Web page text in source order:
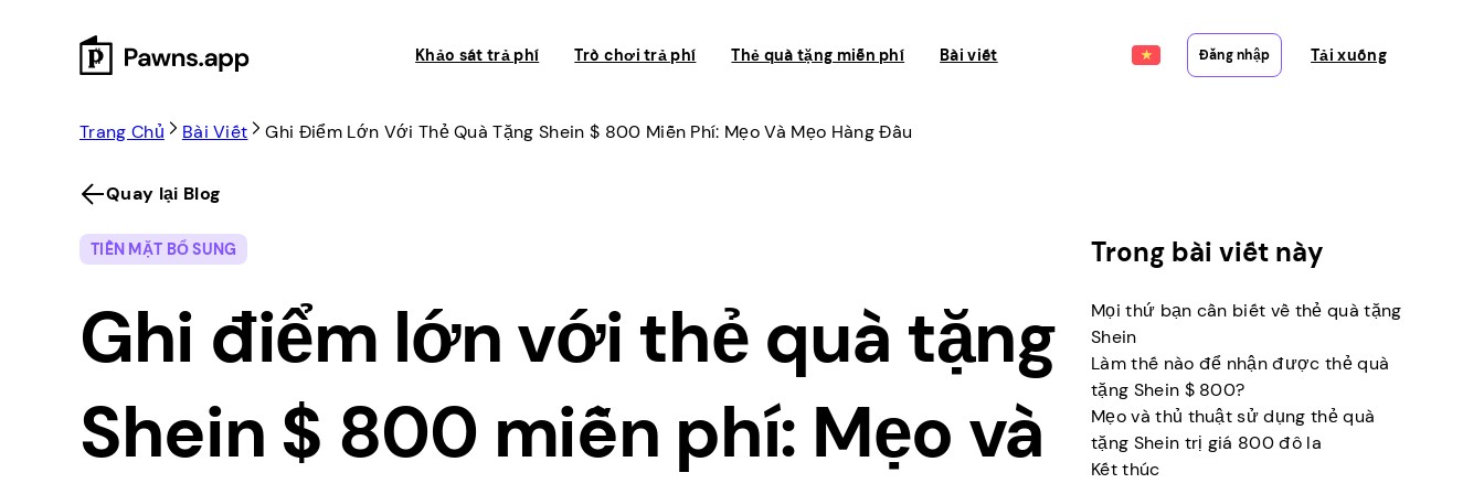
Khảo sát trả phí Trò chơi trả phí Thẻ quà tặng miễn phí Bài viết Đăng nhập Tải xuống
Trang Chủ Bài Viết Ghi Điểm Lớn Với Thẻ Quà Tặng Shein $ 800 Miễn Phí: Mẹo Và Mẹo Hàng Đầu
Quay lại Blog
TIỀN MẶT BỔ SUNG
Ghi điểm lớn với thẻ quà tặng
Shein $ 800 miễn phí: Mẹo và
Trong bài viết này
Mọi thứ bạn cần biết về thẻ quà tặng
Shein
Làm thế nào để nhận được thẻ quà
tặng Shein $ 800?
Mẹo và thủ thuật sử dụng thẻ quà
tặng Shein trị giá 800 đô la
Kết thúc